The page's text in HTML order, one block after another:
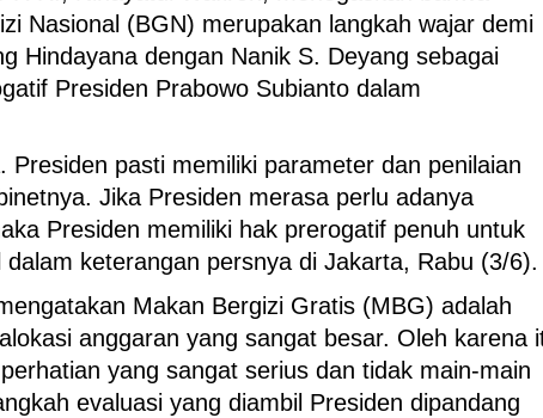
Nasional (BGN) merupakan langkah wajar demi
Hindayana dengan Nanik S. Deyang sebagai
Presiden Prabowo Subianto dalam
pasti memiliki parameter dan penilaian
Jika Presiden merasa perlu adanya
Presiden memiliki hak prerogatif penuh untuk
keterangan persnya di Jakarta, Rabu (3/6).
Makan Bergizi Gratis (MBG) adalah
anggaran yang sangat besar. Oleh karena
yang sangat serius dan tidak main-main
evaluasi yang diambil Presiden dipandang